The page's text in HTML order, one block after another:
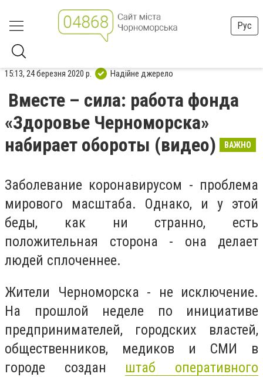
Рус
15:13, 24 березня 2020 р. Надійне джерело
Вместе – сила: работа фонда
«Здоровье Черноморска»
набирает обороты (видео)
ВАЖНО
Заболевание коронавирусом - проблема
мирового масштаба. Однако, и у этой
беды, как ни странно, есть
положительная сторона - она делает
людей сплоченнее.
Жители Черноморска - не исключение.
На прошлой неделе по инициативе
предпринимателей, городских властей,
общественников, медиков и СМИ в
городе создан штаб оперативного